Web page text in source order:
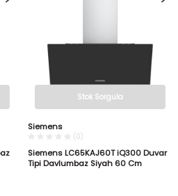
Stok Sorgula
Siemens
(0)
Siemens LC65KAJ60T iQ300 Duvar
Tipi Davlumbaz Siyah 60 Cm